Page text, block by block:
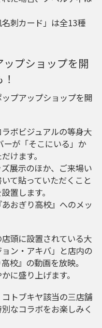
刺カード」は全13種
プショップを開
プアップショップを開
ボビジュアルの等身大
ーが「そこにいる」か
けます。
展示のほか、ご来場い
て貼っていただくこと
置します。
おぎり高校』へのメッ
頭に設置されている大
ン・アキバ」と店内の
校』の動画を放映。
に盛り上げます。
トブキヤ該当の三店舗
なコラボをお楽しみく